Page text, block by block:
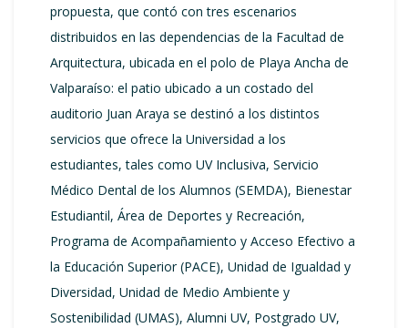
propuesta, que contó con tres escenarios
distribuidos en las dependencias de la Facultad de
Arquitectura, ubicada en el polo de Playa Ancha de
Valparaíso: el patio ubicado a un costado del
auditorio Juan Araya se destinó a los distintos
servicios que ofrece la Universidad a los
estudiantes, tales como UV Inclusiva, Servicio
Médico Dental de los Alumnos (SEMDA), Bienestar
Estudiantil, Área de Deportes y Recreación,
Programa de Acompañamiento y Acceso Efectivo a
la Educación Superior (PACE), Unidad de Igualdad y
Diversidad, Unidad de Medio Ambiente y
Sostenibilidad (UMAS), Alumni UV, Postgrado UV,